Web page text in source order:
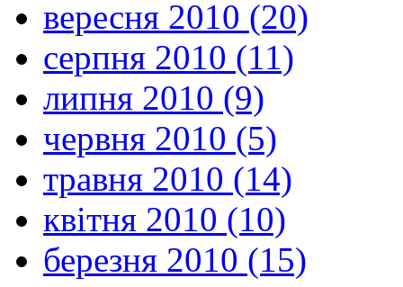
вересня 2010 (20)
серпня 2010 (11)
липня 2010 (9)
червня 2010 (5)
травня 2010 (14)
квітня 2010 (10)
березня 2010 (15)